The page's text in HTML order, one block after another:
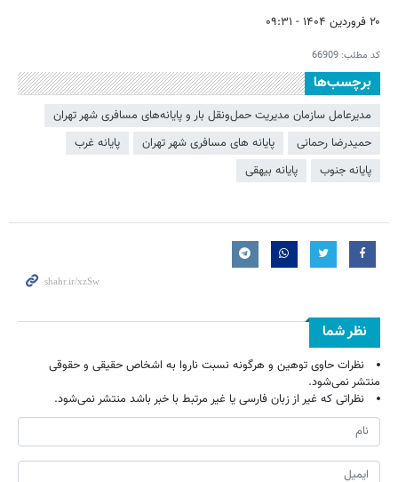
۲۰ فروردین ۱۴۰۴ - ۰۹:۳۱
کد مطلب: 66909
برچسب‌ها
مدیرعامل سازمان مدیریت حمل‌ونقل بار و پایانه‌های مسافری شهر تهران
حمیدرضا رحمانی
پایانه های مسافری شهر تهران
پایانه غرب
پایانه جنوب
پایانه بیهقی
نظر شما
نظرات حاوی توهین و هرگونه نسبت ناروا به اشخاص حقیقی و حقوقی
منتشر نمی‌شود.
نظراتی که غیر از زبان فارسی یا غیر مرتبط با خبر باشد منتشر نمی‌شود.